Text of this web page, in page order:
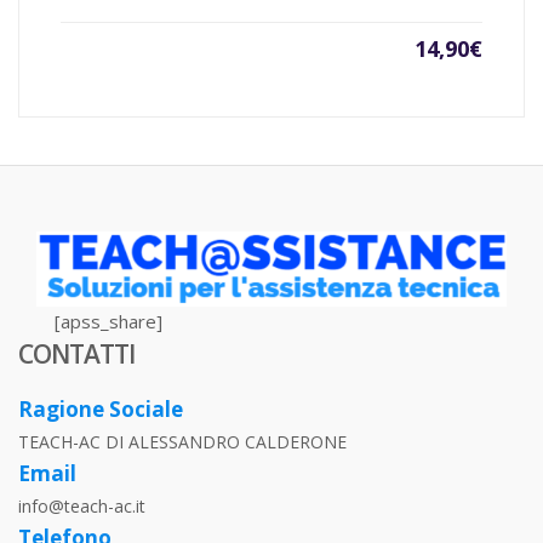
14,90€
[apss_share]
CONTATTI
Ragione Sociale
TEACH-AC DI ALESSANDRO CALDERONE
Email
info@teach-ac.it